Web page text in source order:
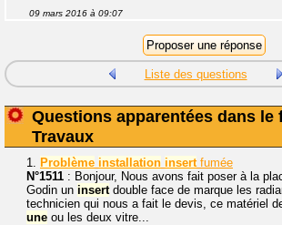
09 mars 2016 à 09:07
Liste des questions
Questions apparentées dans le
Travaux
1. Problème installation insertfumée
N°1511 : Bonjour, Nous avons fait poser à la
Godin un insertdouble face de marque les
technicien qui nous a fait le devis, ce matériel
une ou les deux vitre...